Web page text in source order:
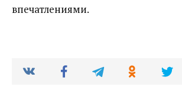
впечатлениями.